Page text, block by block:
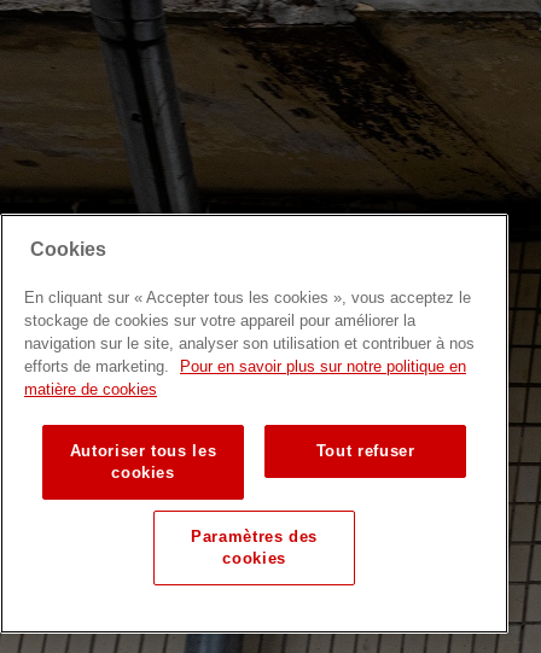
Cookies
En cliquant sur « Accepter tous les cookies », vous acceptez le
stockage de cookies sur votre appareil pour améliorer la
navigation sur le site, analyser son utilisation et contribuer à nos
efforts de marketing.
Pour en savoir plus sur notre politique en
matière de cookies
Autoriser tous les
cookies
Tout refuser
Paramètres des
cookies